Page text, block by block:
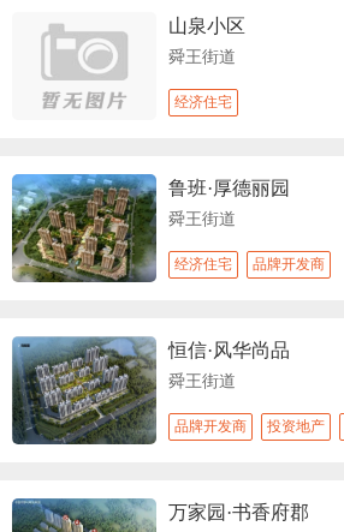
山泉小区
舜王街道
经济住宅
鲁班·厚德丽园
舜王街道
经济住宅 品牌开发商
恒信·风华尚品
舜王街道
品牌开发商 投资地产
万家园·书香府郡